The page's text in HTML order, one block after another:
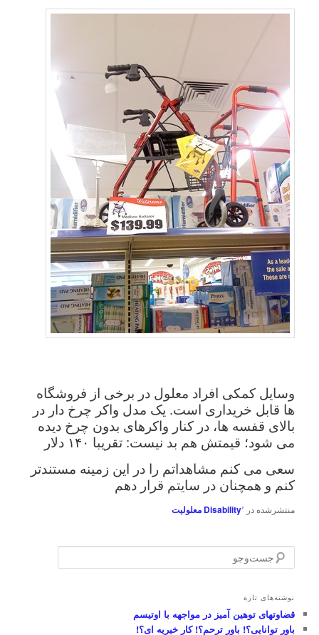
وسایل کمکی افراد معلول در برخی از فروشگاه
ها قابل خریداری است. یک مدل واکر چرخ دار در
بالای قفسه ها، در کنار واکرهای بدون چرخ دیده
می شود؛ قیمتش هم بد نیست: تقریبا ۱۴۰ دلار
سعی می کنم مشاهداتم را در این زمینه مستندتر
کنم و همچنان در سایتم قرار دهم
منتشرشده در Disability٬ معلولیت
س
و
نوشته‌های تازه
قضاوتهای توهین آمیز در مواجهه با اوتیسم
باور توانایی؟! باور ترحم؟! کار خیریه ای؟!